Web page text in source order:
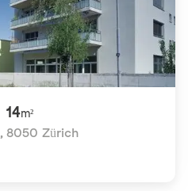
14m²
, 8050 Zürich